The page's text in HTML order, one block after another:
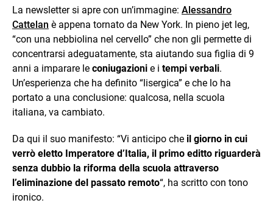
La newsletter si apre con un’immagine: Alessandro
Cattelan è appena tornato da New York. In pieno jet leg,
“con una nebbiolina nel cervello” che non gli permette di
concentrarsi adeguatamente, sta aiutando sua figlia di 9
anni a imparare le coniugazioni e i tempi verbali.
Un’esperienza che ha definito “lisergica” e che lo ha
portato a una conclusione: qualcosa, nella scuola
italiana, va cambiato.
Da qui il suo manifesto: “Vi anticipo che il giorno in cui
verrò eletto Imperatore d’Italia, il primo editto riguarderà
senza dubbio la riforma della scuola attraverso
l’eliminazione del passato remoto“, ha scritto con tono
ironico.